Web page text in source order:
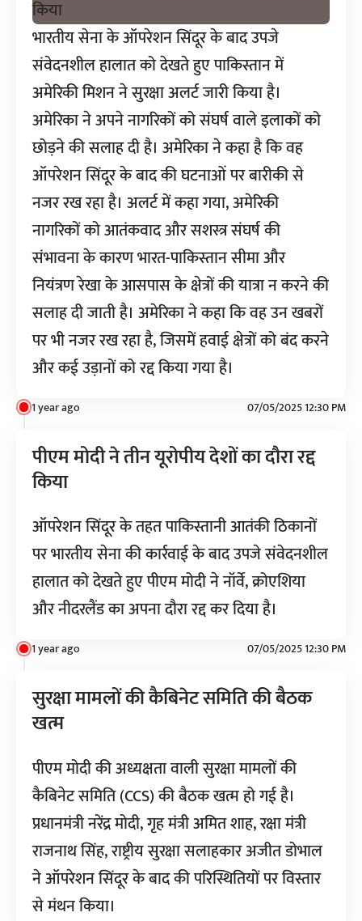
भारतीय सेना के ऑपरेशन सिंदूर के बाद उपजे
संवेदनशील हालात को देखते हुए पाकिस्तान में
अमेरिकी मिशन ने सुरक्षा अलर्ट जारी किया है।
अमेरिका ने अपने नागरिकों को संघर्ष वाले इलाकों को
छोड़ने की सलाह दी है। अमेरिका ने कहा है कि वह
ऑपरेशन सिंदूर के बाद की घटनाओं पर बारीकी से
नजर रख रहा है। अलर्ट में कहा गया, अमेरिकी
नागरिकों को आतंकवाद और सशस्त्र संघर्ष की
संभावना के कारण भारत-पाकिस्तान सीमा और
नियंत्रण रेखा के आसपास के क्षेत्रों की यात्रा न करने की
सलाह दी जाती है। अमेरिका ने कहा कि वह उन खबरों
पर भी नजर रख रहा है, जिसमें हवाई क्षेत्रों को बंद करने
और कई उड़ानों को रद्द किया गया है।
1 year ago 07/05/2025 12:30 PM
पीएम मोदी ने तीन यूरोपीय देशों का दौरा रद्द
किया
ऑपरेशन सिंदूर के तहत पाकिस्तानी आतंकी ठिकानों
पर भारतीय सेना की कार्रवाई के बाद उपजे संवेदनशील
हालात को देखते हुए पीएम मोदी ने नॉर्वे, क्रोएशिया
और नीदरलैंड का अपना दौरा रद्द कर दिया है।
1 year ago 07/05/2025 12:30 PM
सुरक्षा मामलों की कैबिनेट समिति की बैठक
खत्म
पीएम मोदी की अध्यक्षता वाली सुरक्षा मामलों की
कैबिनेट समिति (CCS) की बैठक खत्म हो गई है।
प्रधानमंत्री नरेंद्र मोदी, गृह मंत्री अमित शाह, रक्षा मंत्री
राजनाथ सिंह, राष्ट्रीय सुरक्षा सलाहकार अजीत डोभाल
ने ऑपरेशन सिंदूर के बाद की परिस्थितियों पर विस्तार
से मंथन किया।